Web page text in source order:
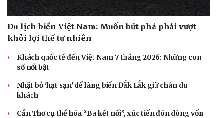
Du lịch biển Việt Nam: Muốn bứt phá phải vượt
khỏi lợi thế tự nhiên
Khách quốc tế đến Việt Nam 7 tháng 2026: Những con
số nổi bật
Nhặt bỏ 'hạt sạn' để làng biển Đắk Lắk giữ chân du
khách
Cần Thơ cụ thể hóa “Ba kết nối”, xúc tiến đón dòng vốn